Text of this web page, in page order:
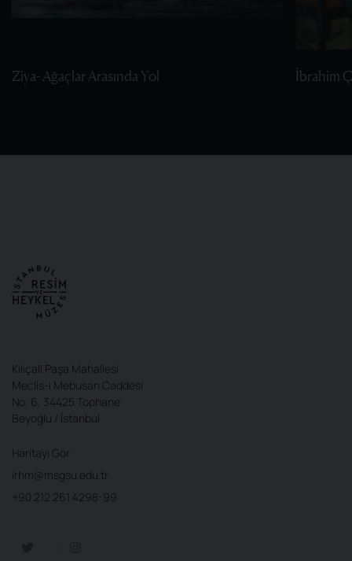
Ziya- Ağaçlar Arasında Yol İbrahim
Kılıçali Paşa Mahallesi
Meclis-i Mebusan Caddesi
No: 6, 34425 Tophane
Beyoğlu / İstanbul
Haritayı Gör
irhm@msgsu.edu.tr
+90 212 261 4298-99